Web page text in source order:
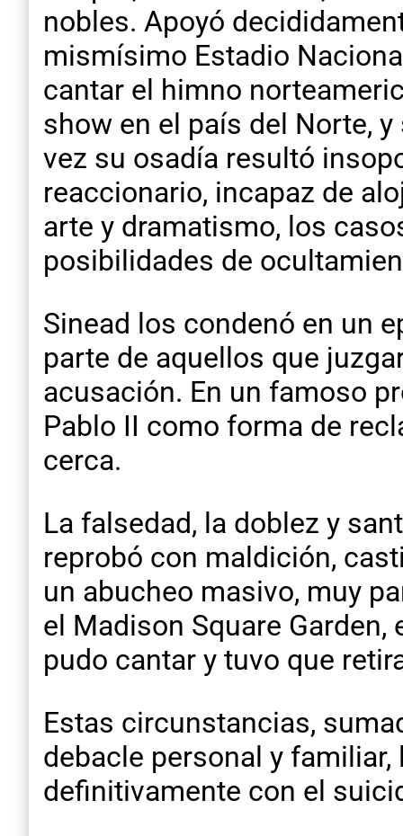
nobles. Apoyó
mismísimo Estadio
cantar el himno
show en el país del Norte,
vez su osadía resultó
reaccionario, incapaz de
arte y dramatismo, los
posibilidades de
Sinead los condenó en un
parte de aquellos que
acusación. En un famoso
Pablo II como forma de
cerca.
La falsedad, la doblez y
reprobó con maldición,
un abucheo masivo, muy
el Madison Square
pudo cantar y tuvo que
Estas circunstancias,
debacle personal y
definitivamente con el